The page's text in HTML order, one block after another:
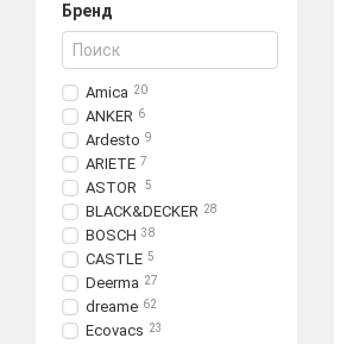
Бренд
Amica 20
ANKER 6
Ardesto 9
ARIETE 7
ASTOR 5
BLACK&DECKER 28
BOSCH 38
CASTLE 5
Deerma 27
dreame 62
Ecovacs 23